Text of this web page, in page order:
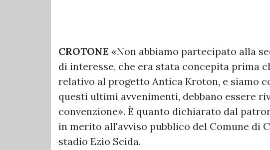
CROTONE «Non abbiamo partecipato alla
di interesse, che era stata concepita prima
relativo al progetto Antica Kroton, e siamo
questi ultimi avvenimenti, debbano essere
convenzione». È quanto dichiarato dal
in merito all'avviso pubblico del Comune di
stadio Ezio Scida.